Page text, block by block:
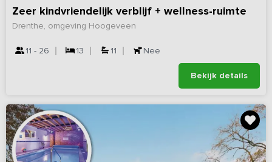
Zeer kindvriendelijk verblijf + wellness-ruimte
Drenthe, omgeving Hoogeveen
11 - 26 13 11 Nee
Bekijk details